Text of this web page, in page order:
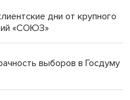
с женой вошли в топ-16
дни от крупного
«СОЮЗ»
выборов в Госдуму